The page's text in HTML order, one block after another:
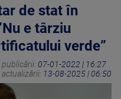
de stat în
e târziu
verde”
publicării: 07-01-2022 | 16:27
actualizării: 13-08-2025 | 06:50